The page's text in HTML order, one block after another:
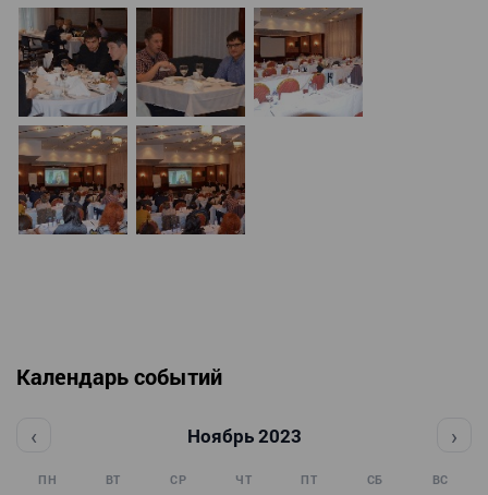
Календарь событий
‹ Ноябрь 2023 ›
ПН ВТ СР ЧТ ПТ СБ ВС